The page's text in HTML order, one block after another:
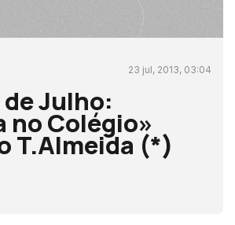
23 jul, 2013, 03:04
Julho:
no Colégio»
T.Almeida (*)